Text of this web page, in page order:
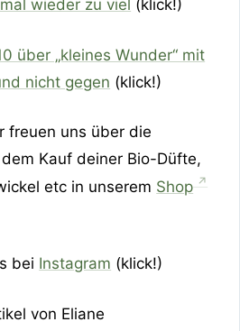
wieder zu viel (klick!)
über „kleines Wunder“ mit
nicht gegen (klick!)
freuen uns über die
Kauf deiner Bio-Düfte,
etc in unserem Shop
bei Instagram (klick!)
von Eliane